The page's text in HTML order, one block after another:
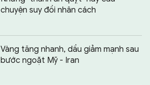
chuyện suy đồi nhân cách
Vàng tăng nhanh, dầu giảm mạnh sau
bước ngoặt Mỹ - Iran